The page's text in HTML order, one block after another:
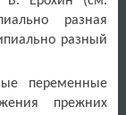
разная
разный
переменные
прежних